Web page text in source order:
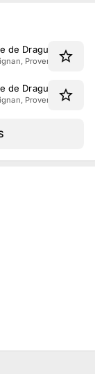
de Draguignan le
Provence-Alpes-
de Draguignan le
Provence-Alpes-